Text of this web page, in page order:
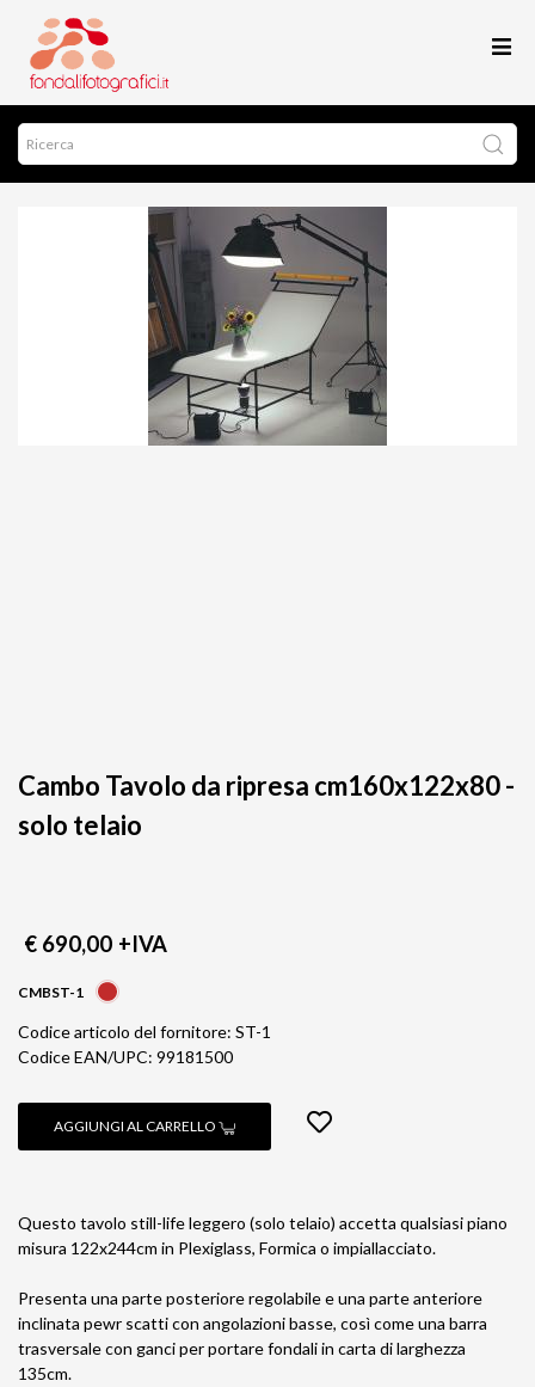
Cambo Tavolo da ripresa cm160x122x80 -
solo telaio
€ 690,00 +IVA
CMBST-1
Codice articolo del fornitore: ST-1
Codice EAN/UPC: 99181500
AGGIUNGI AL CARRELLO
Questo tavolo still-life leggero (solo telaio) accetta qualsiasi piano
misura 122x244cm in Plexiglass, Formica o impiallacciato.
Presenta una parte posteriore regolabile e una parte anteriore
inclinata pewr scatti con angolazioni basse, così come una barra
trasversale con ganci per portare fondali in carta di larghezza
135cm.